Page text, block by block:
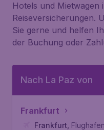
Hotels und Mietwagen
Reiseversicherungen.
Sie gerne und helfen
der Buchung oder
Nach La Paz von
Frankfurt
Frankfurt